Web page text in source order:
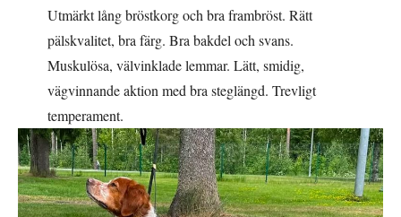
Utmärkt lång bröstkorg och bra frambröst. Rätt
pälskvalitet, bra färg. Bra bakdel och svans.
Muskulösa, välvinklade lemmar. Lätt, smidig,
vägvinnande aktion med bra steglängd. Trevligt
temperament.